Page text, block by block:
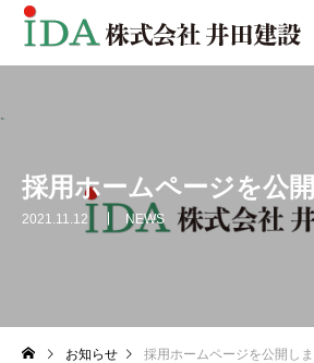
採用ホームページを公
2021.11.12 NEWS
お知らせ 採用ホームページを公開しま